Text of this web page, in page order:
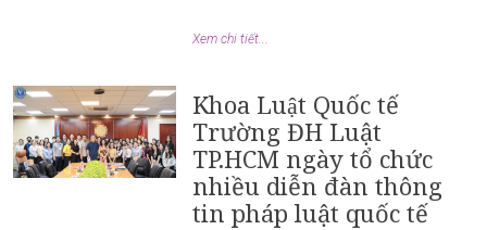
Xem chi tiết...
Khoa Luật Quốc tế
Trường ĐH Luật
TP.HCM ngày tổ chức
nhiều diễn đàn thông
tin pháp luật quốc tế